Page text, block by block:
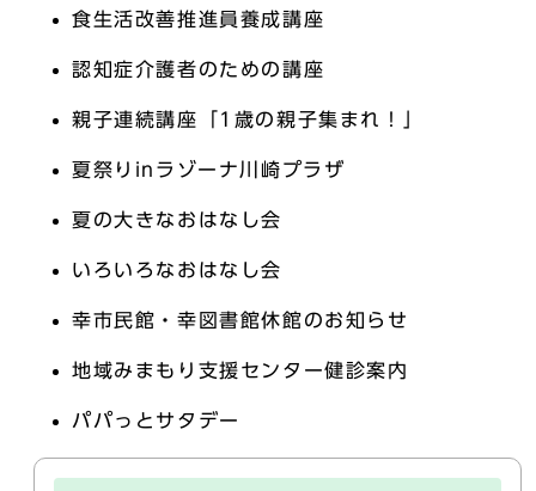
食生活改善推進員養成講座
認知症介護者のための講座
親子連続講座「1歳の親子集まれ！」
夏祭りinラゾーナ川崎プラザ
夏の大きなおはなし会
いろいろなおはなし会
幸市民館・幸図書館休館のお知らせ
地域みまもり支援センター健診案内
パパっとサタデー